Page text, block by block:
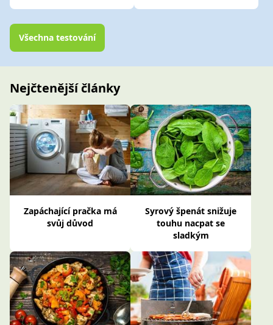
Všechna testování
Nejčtenější články
Zapáchající pračka má
svůj důvod
Syrový špenát snižuje
touhu nacpat se
sladkým